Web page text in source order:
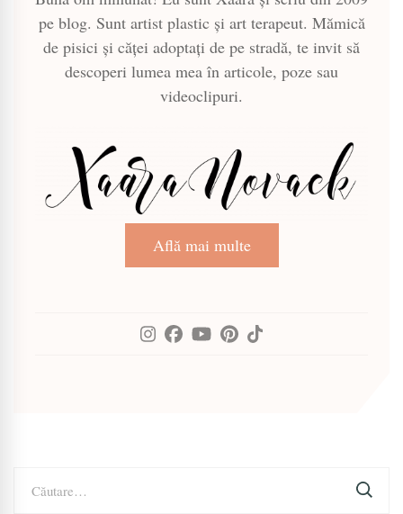
pe blog. Sunt artist plastic și art terapeut. Mămică
de pisici și căței adoptați de pe stradă, te invit să
descoperi lumea mea în articole, poze sau
videoclipuri.
Află mai multe
după: